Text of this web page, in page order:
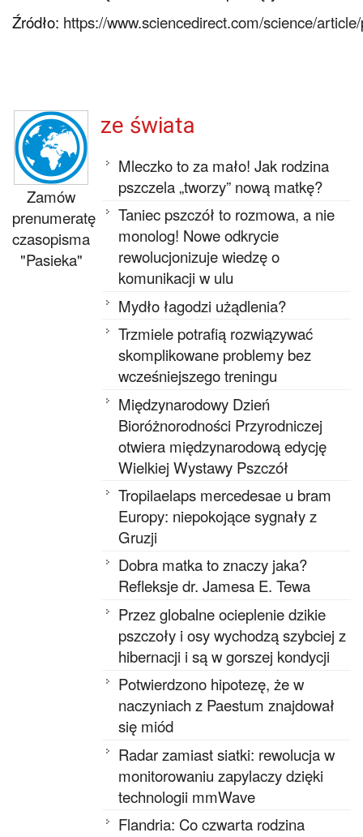
Źródło: https://www.sciencedirect.com/science/
Zamów
prenumeratę
czasopisma
"Pasieka"
ze świata
Mleczko to za mało! Jak rodzina
pszczela „tworzy” nową matkę?
Taniec pszczół to rozmowa, a nie
monolog! Nowe odkrycie
rewolucjonizuje wiedzę o
komunikacji w ulu
Mydło łagodzi użądlenia?
Trzmiele potrafią rozwiązywać
skomplikowane problemy bez
wcześniejszego treningu
Międzynarodowy Dzień
Bioróżnorodności Przyrodniczej
otwiera międzynarodową edycję
Wielkiej Wystawy Pszczół
Tropilaelaps mercedesae u bram
Europy: niepokojące sygnały z
Gruzji
Dobra matka to znaczy jaka?
Refleksje dr. Jamesa E. Tewa
Przez globalne ocieplenie dzikie
pszczoły i osy wychodzą szybciej z
hibernacji i są w gorszej kondycji
Potwierdzono hipotezę, że w
naczyniach z Paestum znajdował
się miód
Radar zamiast siatki: rewolucja w
monitorowaniu zapylaczy dzięki
technologii mmWave
Flandria: Co czwarta rodzina